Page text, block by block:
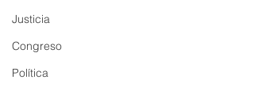
Justicia
Congreso
Política